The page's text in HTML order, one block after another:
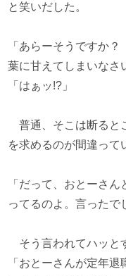
と笑いだした。
「あらーそうですか
葉に甘えてしまいなさ
「はぁッ!?」
普通、そこは断ると
を求めるのが間違って
「だって、おとーさ
ってるのよ。言った
そう言われてハッと
「おとーさんが定年